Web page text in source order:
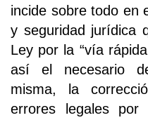
incide sobre todo en
y seguridad jurídica
Ley por la “vía
así el necesario
misma, la
errores legales